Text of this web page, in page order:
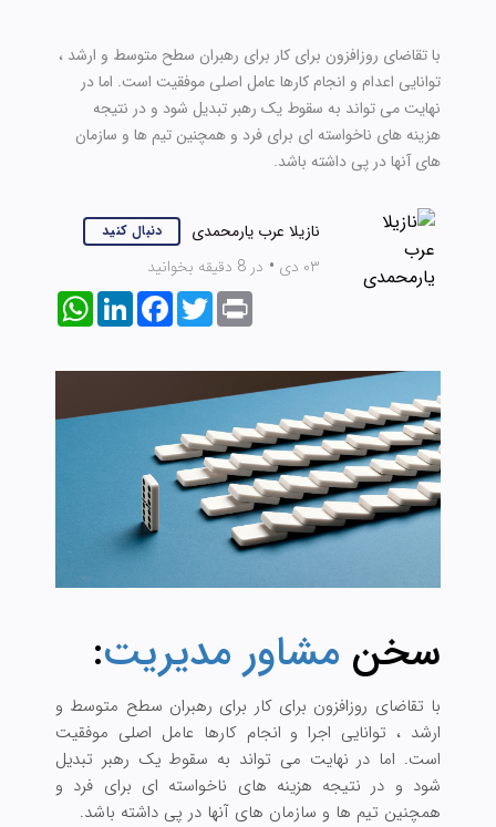
با تقاضای روزافزون برای کار برای رهبران سطح متوسط و ارشد ،
توانایی اعدام و انجام کارها عامل اصلی موفقیت است. اما در
نهایت می تواند به سقوط یک رهبر تبدیل شود و در نتیجه
هزینه های ناخواسته ای برای فرد و همچنین تیم ها و سازمان
های آنها در پی داشته باشد.
نازیلا عرب یارمحمدی دنبال کنید
۰۳ دی • در 8 دقیقه بخوانید
WhatsAppLinkedInFacebookTwitterPrint
سخن مشاور مدیریت:
با تقاضای روزافزون برای کار برای رهبران سطح متوسط و
ارشد ، توانایی اجرا و انجام کارها عامل اصلی موفقیت
است. اما در نهایت می تواند به سقوط یک رهبر تبدیل
شود و در نتیجه هزینه های ناخواسته ای برای فرد و
همچنین تیم ها و سازمان های آنها در پی داشته باشد.